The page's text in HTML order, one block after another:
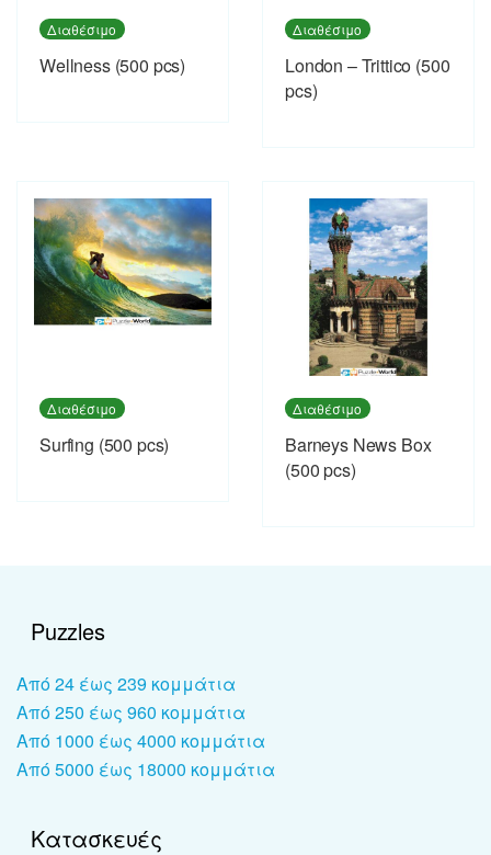
Διαθέσιμο
Wellness (500 pcs)
Διαθέσιμο
London – Trittico (500
pcs)
Διαθέσιμο
Surfing (500 pcs)
Διαθέσιμο
Barneys News Box
(500 pcs)
Puzzles
Από 24 έως 239 κομμάτια
Από 250 έως 960 κομμάτια
Από 1000 έως 4000 κομμάτια
Από 5000 έως 18000 κομμάτια
Κατασκευές